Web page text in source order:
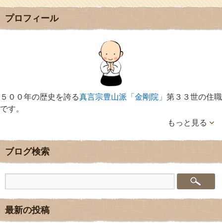
プロフィール
５００年の歴史を誇る真言宗豊山派「金剛院」 第３３世の住職
です。
もっと見る
ブログ検索
最新の投稿